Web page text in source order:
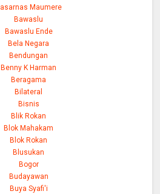
Maumere
Bawaslu
Bawaslu Ende
Bela Negara
Bendungan
Benny K Harman
Beragama
Bilateral
Bisnis
Blik Rokan
Blok Mahakam
Blok Rokan
Blusukan
Bogor
Budayawan
Buya Syafi'i